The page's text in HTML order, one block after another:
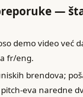
—
demo video već
fr/eng.
brendova;
eva naredne